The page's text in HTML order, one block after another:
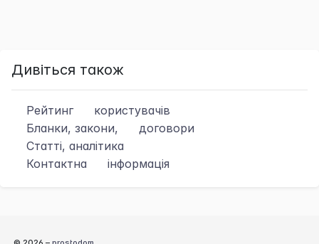
Дивіться також
Рейтинг
користувачів
Бланки, закони,
договори
Статті, аналітика
Контактна
інформація